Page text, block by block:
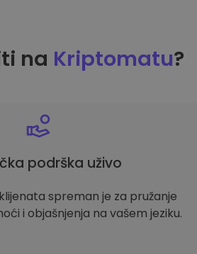
na Kriptomatu?
podrška uživo
spreman je za pružanje
i objašnjenja na vašem jeziku.